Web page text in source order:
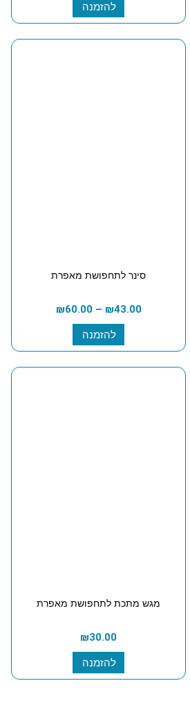
להזמנה
סינר לתחפושת מאפרת
₪43.00
–
₪60.00
להזמנה
מגש מתכת לתחפושת מאפרת
₪30.00
להזמנה